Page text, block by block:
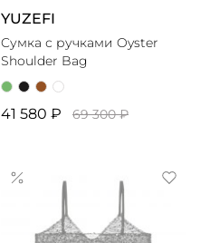
YUZEFI
Cумка с ручками Oyster
Shoulder Bag
41 580 ₽ 69 300 ₽